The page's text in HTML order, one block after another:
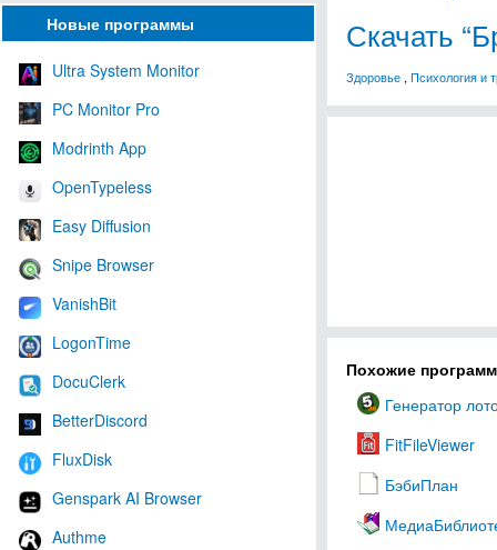
Новые программы
Ultra System Monitor
PC Monitor Pro
Modrinth App
OpenTypeless
Easy Diffusion
Snipe Browser
VanishBit
LogonTime
DocuClerk
BetterDiscord
FluxDisk
Genspark AI Browser
Authme
Скачать
Здоровье , Психология и
Похожие
Генератор
FitFileViewer
БэбиПлан